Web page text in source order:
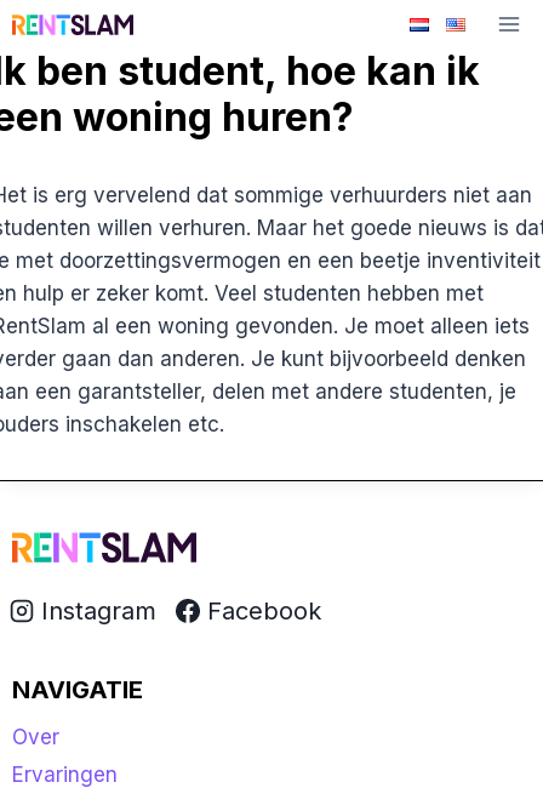
Ga
de
inhoud
ben student, hoe kan ik
woning huren?
is erg vervelend dat sommige verhuurders niet aan
willen verhuren. Maar het goede nieuws is
met doorzettingsvermogen en een beetje inventiviteit
hulp er zeker komt. Veel studenten hebben met
al een woning gevonden. Je moet alleen iets
gaan dan anderen. Je kunt bijvoorbeeld denken
een garantsteller, delen met andere studenten, je
inschakelen etc.
Instagram Facebook
NAVIGATIE
Over
Ervaringen